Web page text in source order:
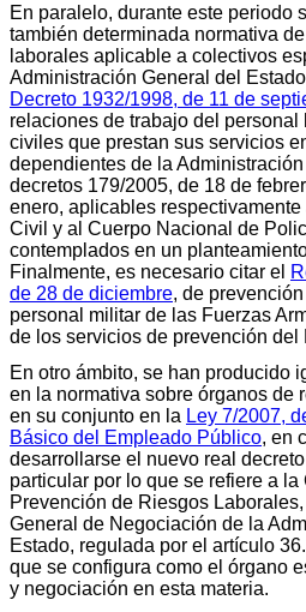
En paralelo, durante este periodo
también determinada normativa
laborales aplicable a colectivos
Administración General del
Decreto 1932/1998, de 11 de
relaciones de trabajo del
civiles que prestan sus servicios
dependientes de la
decretos 179/2005, de 18 de
enero, aplicables
Civil y al Cuerpo Nacional de
contemplados en un
Finalmente, es necesario citar el
de 28 de diciembre, de
personal militar de las Fuerzas
de los servicios de prevención del
En otro ámbito, se han producido
en la normativa sobre órganos de
en su conjunto en la Ley 7/2007,
Básico del Empleado Público, en
desarrollarse el nuevo real
particular por lo que se refiere a
Prevención de Riesgos
General de Negociación de la
Estado, regulada por el artículo
que se configura como el órgano
y negociación en esta materia.